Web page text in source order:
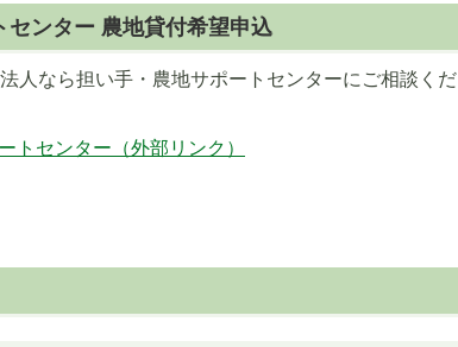
センター 農地貸付希望申込
人なら担い手・農地サポートセンターにご相談くだ
トセンター（外部リンク）